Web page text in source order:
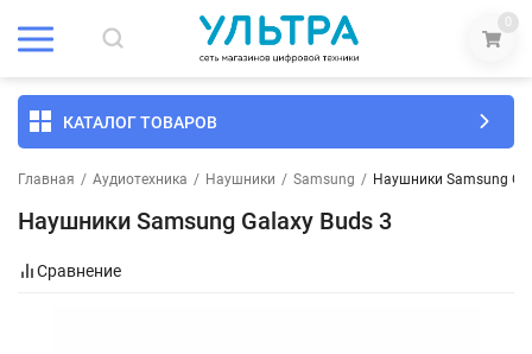
0
КАТАЛОГ ТОВАРОВ
Главная / Аудиотехника / Наушники / Samsung / Наушники Samsung
Наушники Samsung Galaxy Buds 3
Сравнение